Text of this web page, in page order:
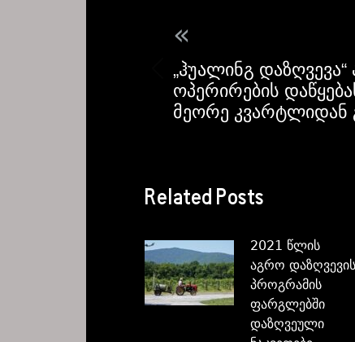
«
„ჰუალინგ დაზღვევა“
ოპერირების
მეორე კვარტლიდან
Related Posts
2021 წლის
აგრო დაზღვევის
პროგრამის
ფარგლებში
დაზღვეული